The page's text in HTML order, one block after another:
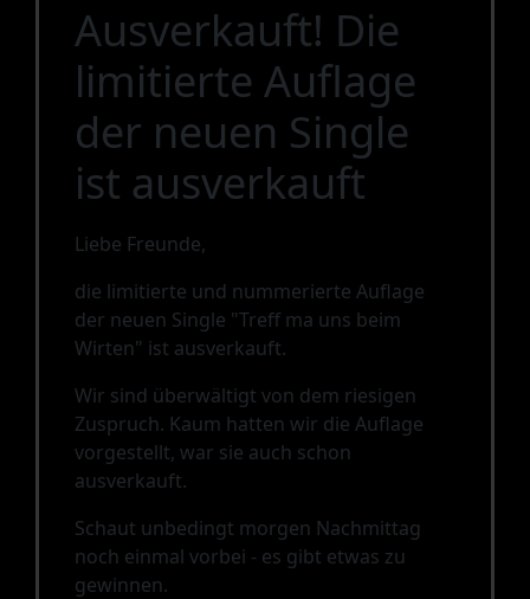
Ausverkauft! Die
limitierte Auflage
der neuen Single
ist ausverkauft
Liebe Freunde,
die limitierte und nummerierte Auflage
der neuen Single "Treff ma uns beim
Wirten" ist ausverkauft.
Wir sind überwältigt von dem riesigen
Zuspruch. Kaum hatten wir die Auflage
vorgestellt, war sie auch schon
ausverkauft.
Schaut unbedingt morgen Nachmittag
noch einmal vorbei - es gibt etwas zu
gewinnen.